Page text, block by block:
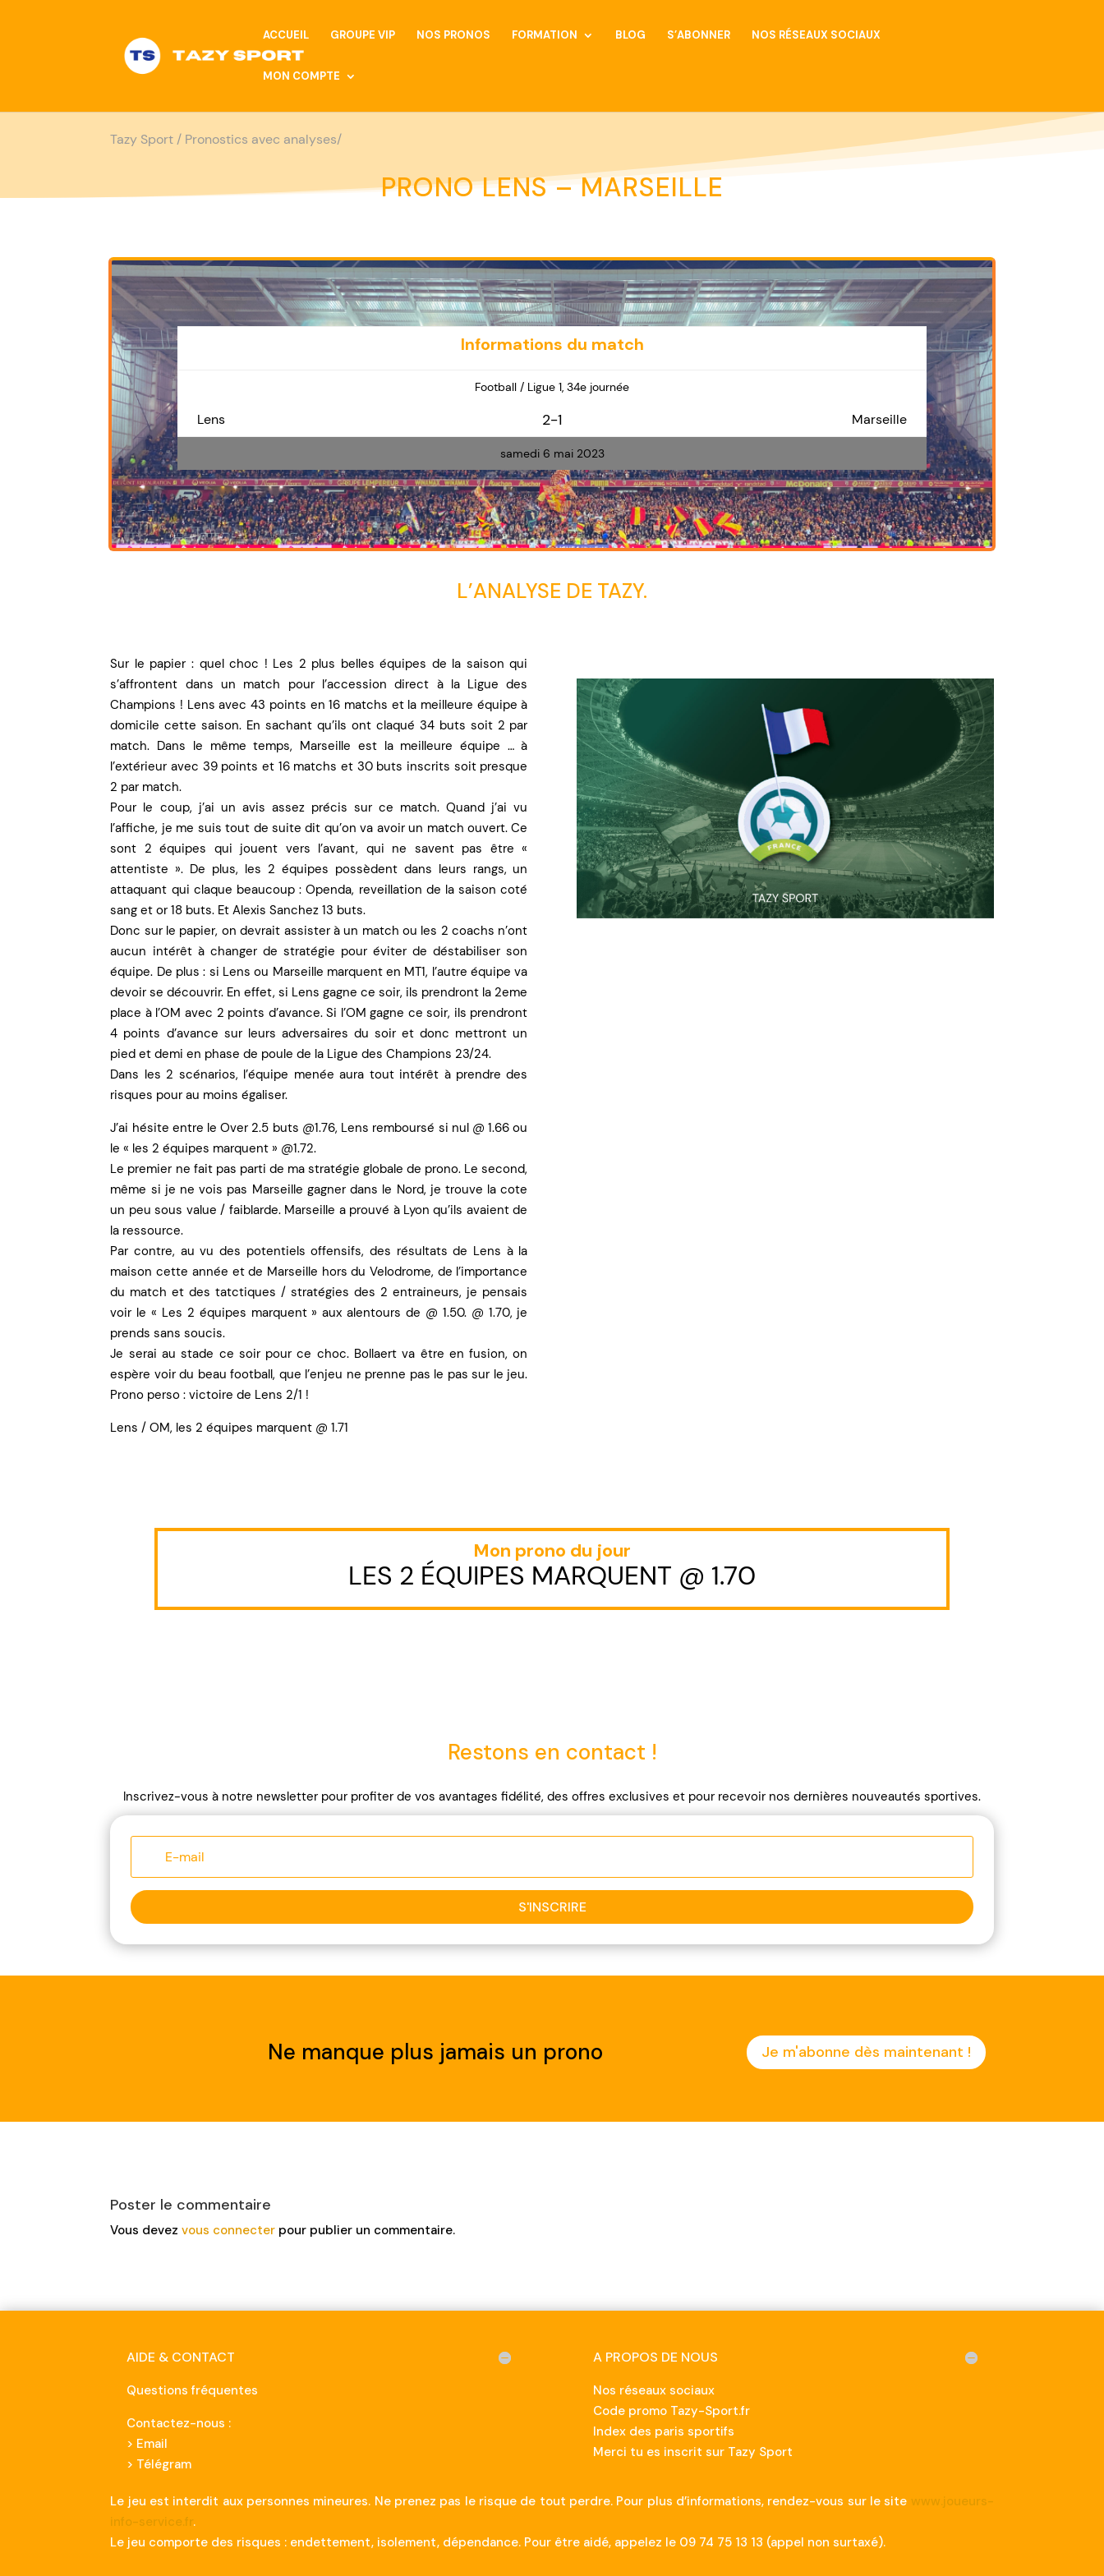
ACCUEIL GROUPE VIP NOS PRONOS FORMATION BLOG S’ABONNER NOS RÉSEAUX SOCIAUX
MON COMPTE
Tazy Sport / Pronostics avec analyses/
PRONO LENS – MARSEILLE
Informations du match
Football / Ligue 1, 34e journée
Lens 2-1 Marseille
samedi 6 mai 2023
L’ANALYSE DE TAZY.
Sur le papier : quel choc ! Les 2 plus belles équipes de la saison qui
s’affrontent dans un match pour l’accession direct à la Ligue des
Champions ! Lens avec 43 points en 16 matchs et la meilleure équipe à
domicile cette saison. En sachant qu’ils ont claqué 34 buts soit 2 par
match. Dans le même temps, Marseille est la meilleure équipe … à
l’extérieur avec 39 points et 16 matchs et 30 buts inscrits soit presque
2 par match.
Pour le coup, j’ai un avis assez précis sur ce match. Quand j’ai vu
l’affiche, je me suis tout de suite dit qu’on va avoir un match ouvert. Ce
sont 2 équipes qui jouent vers l’avant, qui ne savent pas être «
attentiste ». De plus, les 2 équipes possèdent dans leurs rangs, un
attaquant qui claque beaucoup : Openda, reveillation de la saison coté
sang et or 18 buts. Et Alexis Sanchez 13 buts.
Donc sur le papier, on devrait assister à un match ou les 2 coachs n’ont
aucun intérêt à changer de stratégie pour éviter de déstabiliser son
équipe. De plus : si Lens ou Marseille marquent en MT1, l’autre équipe va
devoir se découvrir. En effet, si Lens gagne ce soir, ils prendront la 2eme
place à l’OM avec 2 points d’avance. Si l’OM gagne ce soir, ils prendront
4 points d’avance sur leurs adversaires du soir et donc mettront un
pied et demi en phase de poule de la Ligue des Champions 23/24.
Dans les 2 scénarios, l’équipe menée aura tout intérêt à prendre des
risques pour au moins égaliser.
J’ai hésite entre le Over 2.5 buts @1.76, Lens remboursé si nul @ 1.66 ou
le « les 2 équipes marquent » @1.72.
Le premier ne fait pas parti de ma stratégie globale de prono. Le second,
même si je ne vois pas Marseille gagner dans le Nord, je trouve la cote
un peu sous value / faiblarde. Marseille a prouvé à Lyon qu’ils avaient de
la ressource.
Par contre, au vu des potentiels offensifs, des résultats de Lens à la
maison cette année et de Marseille hors du Velodrome, de l’importance
du match et des tatctiques / stratégies des 2 entraineurs, je pensais
voir le « Les 2 équipes marquent » aux alentours de @ 1.50. @ 1.70, je
prends sans soucis.
Je serai au stade ce soir pour ce choc. Bollaert va être en fusion, on
espère voir du beau football, que l’enjeu ne prenne pas le pas sur le jeu.
Prono perso : victoire de Lens 2/1 !
Lens / OM, les 2 équipes marquent @ 1.71
Mon prono du jour
LES 2 ÉQUIPES MARQUENT @ 1.70
Restons en contact !
Inscrivez-vous à notre newsletter pour profiter de vos avantages fidélité, des offres exclusives et pour recevoir nos dernières nouveautés sportives.
S'INSCRIRE
Ne manque plus jamais un prono Je m'abonne dès maintenant !
Poster le commentaire
Vous devezvous connecter pour publier un commentaire.
AIDE & CONTACT
Questions fréquentes
Contactez-nous :
> Email
> Télégram
A PROPOS DE NOUS
Nos réseaux sociaux
Code promo Tazy-Sport.fr
Index des paris sportifs
Merci tu es inscrit sur Tazy Sport
Le jeu est interdit aux personnes mineures. Ne prenez pas le risque de tout perdre. Pour plus d’informations, rendez-vous sur le site www.joueurs-
info-service.fr.
Le jeu comporte des risques : endettement, isolement, dépendance. Pour être aidé, appelez le 09 74 75 13 13 (appel non surtaxé).